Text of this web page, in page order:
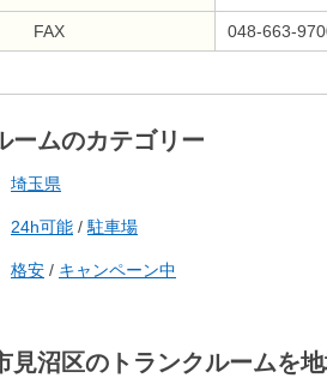
FAX 048-663-
ームのカテゴリー
埼玉県
24h可能 / 駐車場
格安 / キャンペーン中
見沼区のトランクルームを